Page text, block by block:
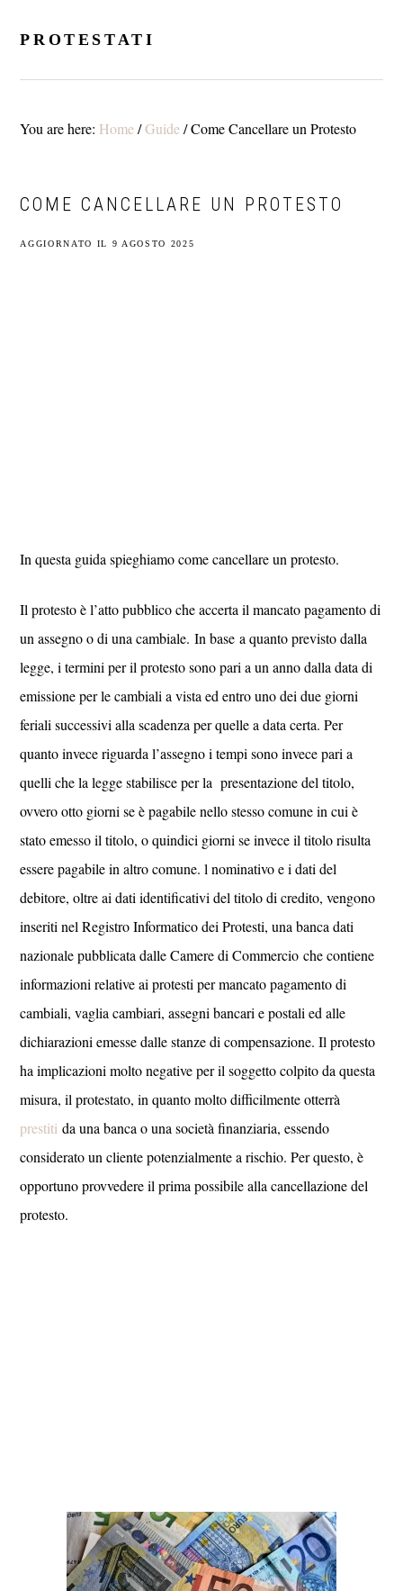
PROTESTATI
You are here: Home /Guide /Come Cancellare un Protesto
COME CANCELLARE UN PROTESTO
AGGIORNATO IL 9 AGOSTO 2025
In questa guida spieghiamo come cancellare un protesto.
Il protesto è l’atto pubblico che accerta il mancato pagamento di
un assegno o di una cambiale. In base a quanto previsto dalla
legge, i termini per il protesto sono pari a un anno dalla data di
emissione per le cambiali a vista ed entro uno dei due giorni
feriali successivi alla scadenza per quelle a data certa. Per
quanto invece riguarda l’assegno i tempi sono invece pari a
quelli che la legge stabilisce per la presentazione del titolo,
ovvero otto giorni se è pagabile nello stesso comune in cui è
stato emesso il titolo, o quindici giorni se invece il titolo risulta
essere pagabile in altro comune. l nominativo e i dati del
debitore, oltre ai dati identificativi del titolo di credito, vengono
inseriti nel Registro Informatico dei Protesti, una banca dati
nazionale pubblicata dalle Camere di Commercio che contiene
informazioni relative ai protesti per mancato pagamento di
cambiali, vaglia cambiari, assegni bancari e postali ed alle
dichiarazioni emesse dalle stanze di compensazione. Il protesto
ha implicazioni molto negative per il soggetto colpito da questa
misura, il protestato, in quanto molto difficilmente otterrà
prestiti da una banca o una società finanziaria, essendo
considerato un cliente potenzialmente a rischio. Per questo, è
opportuno provvedere il prima possibile alla cancellazione del
protesto.